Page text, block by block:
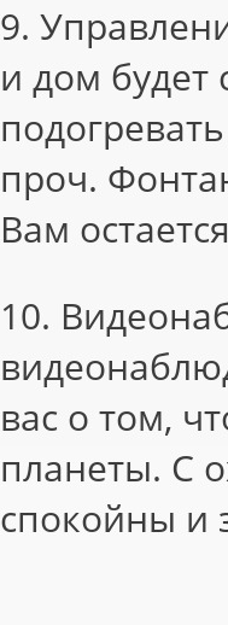
9.
и дом
проч.
Вам
10.
вас о том,
планеты. С
спокойны и